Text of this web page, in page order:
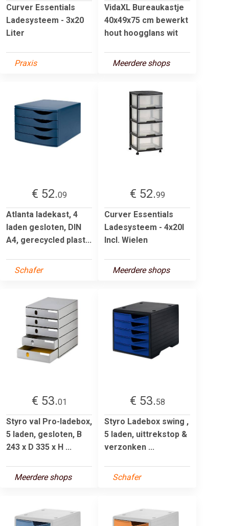
Curver Essentials
Ladesysteem - 3x20
Liter
Praxis
VidaXL Bureaukastje
40x49x75 cm bewerkt
hout hoogglans wit
Meerdere shops
€ 52.09
Atlanta ladekast, 4
laden gesloten, DIN
A4, gerecycled plast...
Schafer
€ 52.99
Curver Essentials
Ladesysteem - 4x20l
Incl. Wielen
Meerdere shops
€ 53.01
Styro val Pro-ladebox,
5 laden, gesloten, B
243 x D 335 x H ...
Meerdere shops
€ 53.58
Styro Ladebox swing ,
5 laden, uittrekstop &
verzonken ...
Schafer